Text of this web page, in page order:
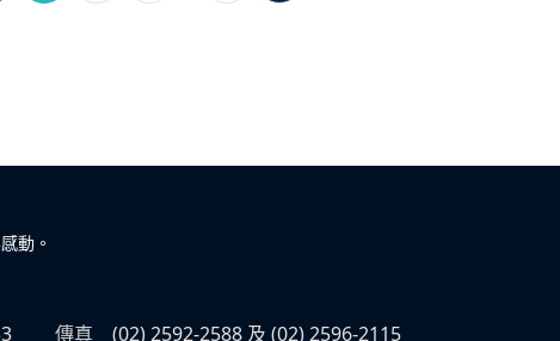
動。
傳真 (02) 2592-2588 及 (02) 2596-2115